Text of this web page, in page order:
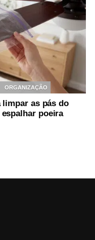
ORGANIZAÇÃO
as pás do
poeira